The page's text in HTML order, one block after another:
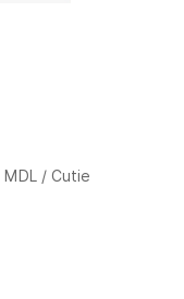
MDL / Cutie